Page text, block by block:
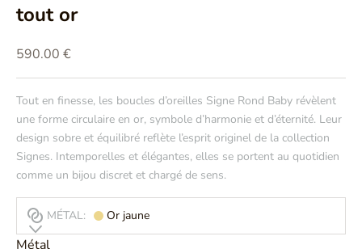
tout or
Prix de vente
590.00 €
Tout en finesse, les boucles d’oreilles Signe Rond Baby révèlent
une forme circulaire en or, symbole d’harmonie et d’éternité. Leur
design sobre et équilibré reflète l’esprit originel de la collection
Signes. Intemporelles et élégantes, elles se portent au quotidien
comme un bijou discret et chargé de sens.
MÉTAL: Or jaune
Métal